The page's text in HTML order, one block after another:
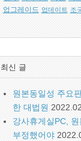
업그레이드 업데이트 조
최신 글
원본동일성 주요
한 대법원
강사휴게실PC,
부정했어야